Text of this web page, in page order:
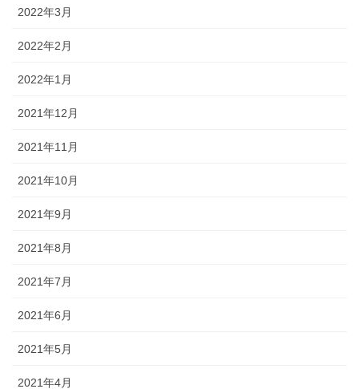
2022年3月
2022年2月
2022年1月
2021年12月
2021年11月
2021年10月
2021年9月
2021年8月
2021年7月
2021年6月
2021年5月
2021年4月